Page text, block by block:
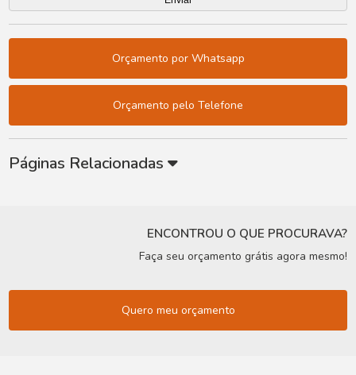
Orçamento por Whatsapp
Orçamento pelo Telefone
Páginas Relacionadas
ENCONTROU O QUE PROCURAVA?
Faça seu orçamento grátis agora mesmo!
Quero meu orçamento